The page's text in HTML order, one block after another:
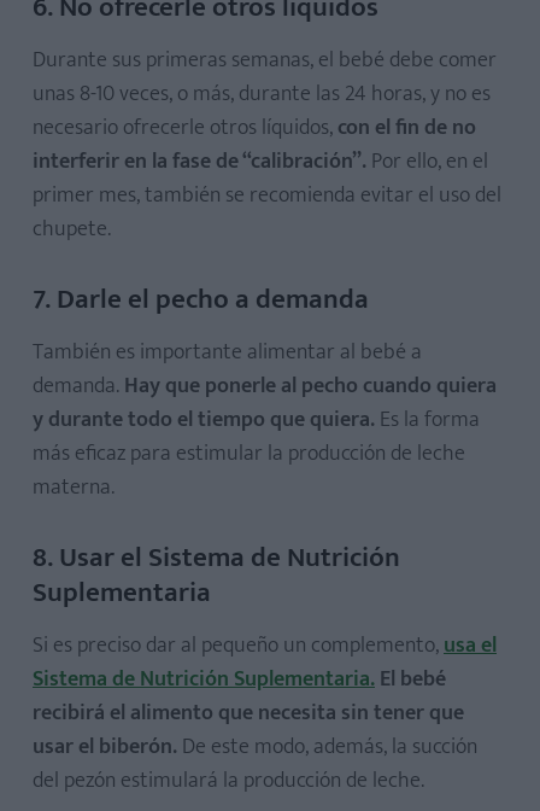
Durante sus primeras semanas, el bebé debe comer
unas 8-10 veces, o más, durante las 24 horas, y no es
necesario ofrecerle otros líquidos,con el fin de no
interferir en la fase de “calibración”. Por ello, en el
primer mes, también se recomienda evitar el uso del
chupete.
7. Darle el pecho a demanda
También es importante alimentar al bebé a
demanda. Hay que ponerle al pecho cuando quiera
y durante todo el tiempo que quiera. Es la forma
más eficaz para estimular la producción de leche
materna.
8. Usar el Sistema de Nutrición
Suplementaria
Si es preciso dar al pequeño un complemento,usa el
Sistema de Nutrición Suplementaria.El bebé
recibirá el alimento que necesita sin tener que
usar el biberón. De este modo, además, la succión
del pezón estimulará la producción de leche.